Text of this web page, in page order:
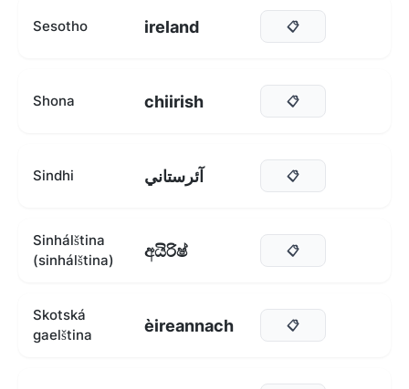
Sesotho ireland 📋
Shona chiirish 📋
Sindhi آئرستاني 📋
Sinhálština
(sinhálština)
අයිරිෂ් 📋
Skotská
gaelština
èireannach 📋